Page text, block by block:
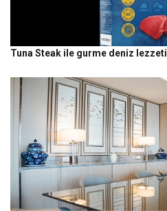
Tuna Steak ile gurme deniz lezzeti